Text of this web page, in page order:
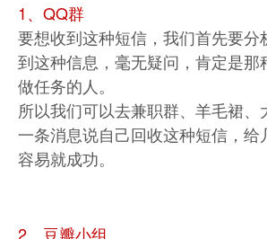
1、QQ群
要想收到这种短信，我们首先要分
到这种信息，毫无疑问，肯定是那
做任务的人。
所以我们可以去兼职群、羊毛裙、
一条消息说自己回收这种短信，给
容易就成功。
2、豆瓣小组